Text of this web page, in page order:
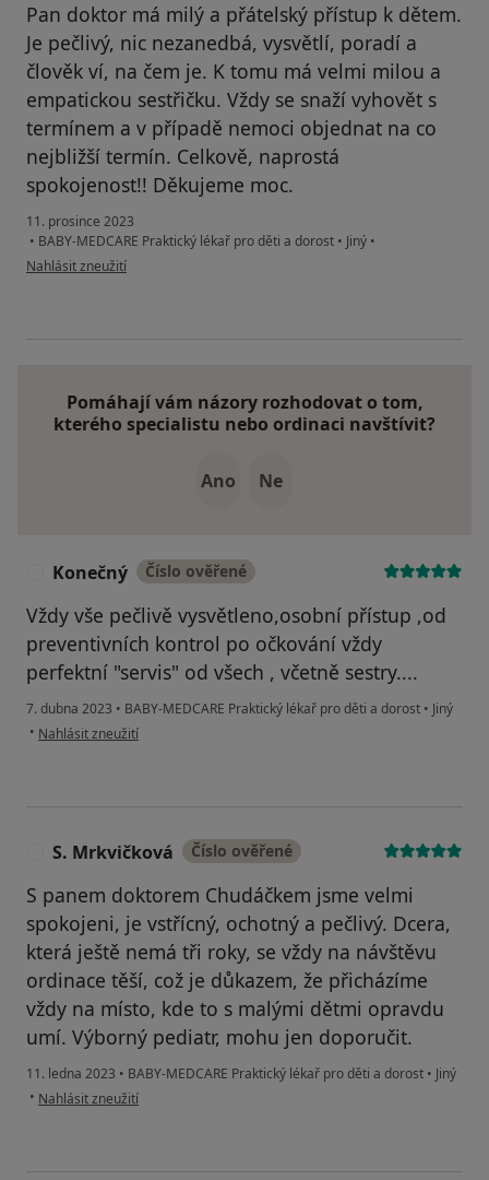
Pan doktor má milý a přátelský přístup k dětem.
Je pečlivý, nic nezanedbá, vysvětlí, poradí a
člověk ví, na čem je. K tomu má velmi milou a
empatickou sestřičku. Vždy se snaží vyhovět s
termínem a v případě nemoci objednat na co
nejbližší termín. Celkově, naprostá
spokojenost!! Děkujeme moc.
11. prosince 2023
• BABY-MEDCARE Praktický lékař pro děti a dorost • Jiný •
podle názoru uživatele Petra Vlachová
Nahlásit zneužití
Pomáhají vám názory rozhodovat o tom,
kterého specialistu nebo ordinaci navštívit?
Ano Ne
Konečný Číslo ověřené
Vždy vše pečlivě vysvětleno,osobní přístup ,od
preventivních kontrol po očkování vždy
perfektní "servis" od všech , včetně sestry....
7. dubna 2023 • BABY-MEDCARE Praktický lékař pro děti a dorost • Jiný
• podle názoru uživatele Konečný
Nahlásit zneužití
S. Mrkvičková Číslo ověřené
S panem doktorem Chudáčkem jsme velmi
spokojeni, je vstřícný, ochotný a pečlivý. Dcera,
která ještě nemá tři roky, se vždy na návštěvu
ordinace těší, což je důkazem, že přicházíme
vždy na místo, kde to s malými dětmi opravdu
umí. Výborný pediatr, mohu jen doporučit.
11. ledna 2023 • BABY-MEDCARE Praktický lékař pro děti a dorost • Jiný
• podle názoru uživatele S. Mrkvičková
Nahlásit zneužití